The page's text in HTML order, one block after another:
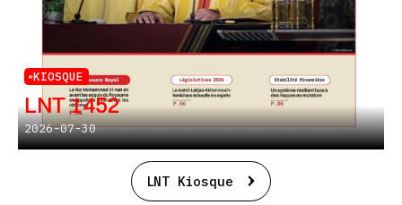
KIOSQUE
LNT 1452
2026-07-30
LNT Kiosque